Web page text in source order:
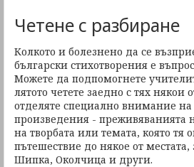
Четене с разбиране
Колкото и болезнено да се
български стихотворения е
Можете да подпомогнете
лятото четете заедно с тях
отделяте специално внимание
произведения - преживяванията
на творбата или темата, която
пътешествие до някое от
Шипка, Околчица и други.